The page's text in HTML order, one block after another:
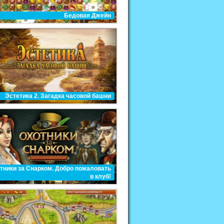
Бедовая Джейн
Эстетика 2. Загадка часовой башни
за Снарком. Добро пожаловать
в клуб!